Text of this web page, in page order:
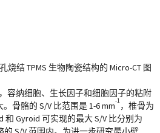
烧结 TPMS 生物陶瓷结构的 Micro-CT 图
容纳细胞、生长因子和细胞因子的粘附
骨骼的 S/V 比范围是 1-6 mm
-1
，椎骨为
和 Gyroid 可实现的最大 S/V 比分别为